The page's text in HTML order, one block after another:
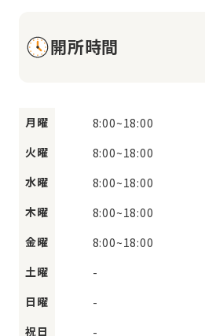
開所時間
月曜 8:00~18:00
火曜
8:00~18:00
水曜
8:00~18:00
木曜
8:00~18:00
金曜
8:00~18:00
土曜
-
日曜
-
祝日
-